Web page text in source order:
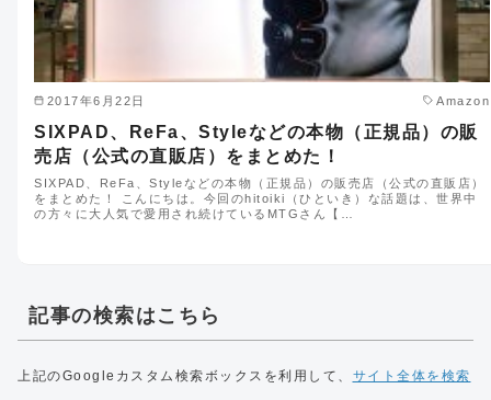
2017年6月22日 Amazon
SIXPAD、ReFa、Styleなどの本物（正規品）の販
売店（公式の直販店）をまとめた！
SIXPAD、ReFa、Styleなどの本物（正規品）の販売店（公式の直販店）
をまとめた！ こんにちは。今回のhitoiki（ひといき）な話題は、世界中
の方々に大人気で愛用され続けているMTGさん【…
記事の検索はこちら
上記のGoogleカスタム検索ボックスを利用して、 サイト全体を検索